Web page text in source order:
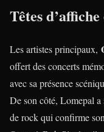
Têtes
Les artistes principaux,
offert des concerts
avec sa présence
De son côté, Lomepal
de rock qui confirme